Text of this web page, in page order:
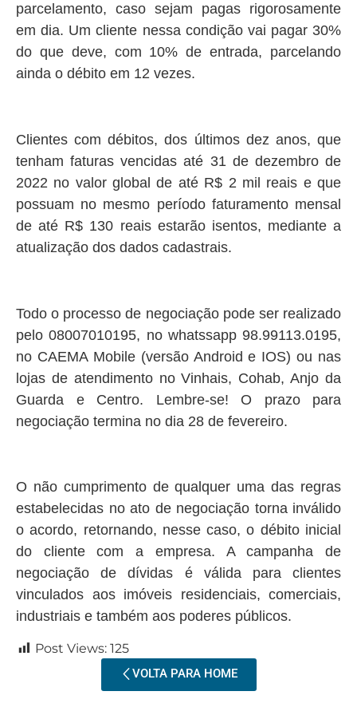
parcelamento, caso sejam pagas rigorosamente
em dia. Um cliente nessa condição vai pagar 30%
do que deve, com 10% de entrada, parcelando
ainda o débito em 12 vezes.
Clientes com débitos, dos últimos dez anos, que
tenham faturas vencidas até 31 de dezembro de
2022 no valor global de até R$ 2 mil reais e que
possuam no mesmo período faturamento mensal
de até R$ 130 reais estarão isentos, mediante a
atualização dos dados cadastrais.
Todo o processo de negociação pode ser realizado
pelo 08007010195, no whatssapp 98.99113.0195,
no CAEMA Mobile (versão Android e IOS) ou nas
lojas de atendimento no Vinhais, Cohab, Anjo da
Guarda e Centro. Lembre-se! O prazo para
negociação termina no dia 28 de fevereiro.
O não cumprimento de qualquer uma das regras
estabelecidas no ato de negociação torna inválido
o acordo, retornando, nesse caso, o débito inicial
do cliente com a empresa. A campanha de
negociação de dívidas é válida para clientes
vinculados aos imóveis residenciais, comerciais,
industriais e também aos poderes públicos.
Post Views: 125
VOLTA PARA HOME